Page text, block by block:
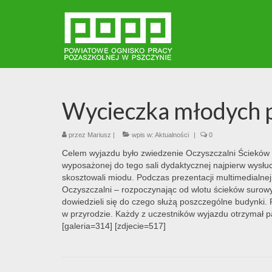
Wycieczka
przez Mariusz | wpis w: Aktualności | 0
Celem wyjazdu było zwiedzenie Oczyszczalni
wyposażonej do tego sali dydaktycznej najpierw
skosztowali miodu. Podczas prezentacji
Oczyszczalni – rozpoczynając od wlotu ścieków
dowiedzieli się do czego służą poszczególne
w przyrodzie. Każdy z uczestników wyjazdu otrzymał
[galeria=314] [zdjecie=517]